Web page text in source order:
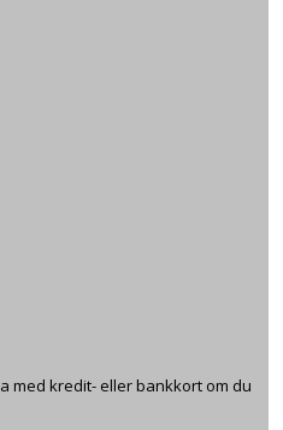
med kredit- eller bankkort om du